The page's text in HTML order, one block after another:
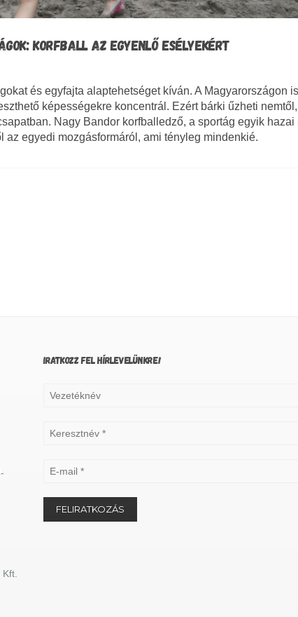
KORFBALL AZ EGYENLŐ ESÉLYEKÉRT
és egyfajta alaptehetséget kíván. A Magyarországon
képességekre koncentrál. Ezért bárki űzheti
Nagy Bandor korfballedző, a sportág egyik hazai
az egyedi mozgásformáról, ami tényleg mindenkié.
IRATKOZZ FEL HÍRLEVELÜNKRE!